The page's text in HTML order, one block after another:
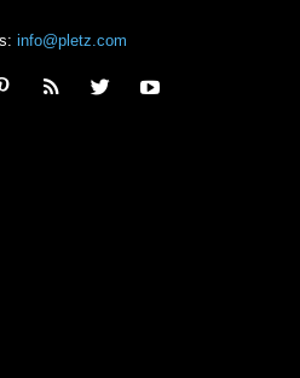
info@pletz.com